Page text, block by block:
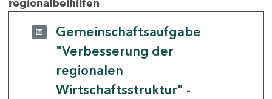
regionalbeihilfen
Gemeinschaftsaufgabe
"Verbesserung der
regionalen
Wirtschaftsstruktur" -